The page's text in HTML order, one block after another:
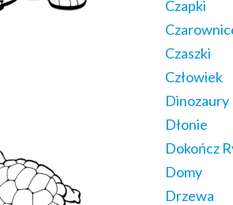
Czapki
Czaszki
Człowiek
Dinozaury
Dłonie
Dokończ
Domy
Drzewa